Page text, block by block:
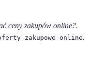
ceny zakupów online?.
zakupowe online.